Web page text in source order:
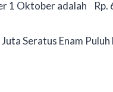
1 Oktober adalah Rp.
Seratus Enam